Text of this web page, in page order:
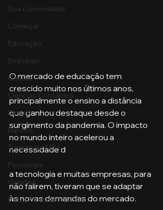
Sua comunidade
Começar
Educação
Emprego
Gestão
Ciências Contábeis
Direito
Bancos
Turmas de MBA
Psicologia
Cidades
Datas Comemorativas
O mercado de educação tem
crescido muito nos últimos anos,
principalmente o ensino a distância
que ganhou destaque desde o
surgimento da pandemia. O impacto
no mundo inteiro acelerou a
necessidade d
a tecnologia e muitas empresas, para
não falirem, tiveram que se adaptar
às novas demandas do mercado.